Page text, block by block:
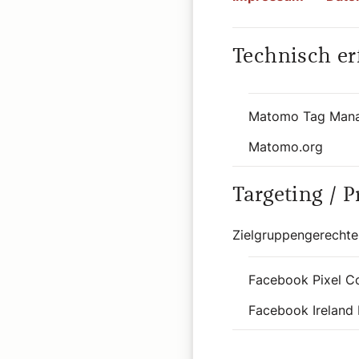
1819. Schutzraum
Technisch
Matomo Tag
Matomo.org
Targeting /
Facebook Pixel
Facebook Ireland